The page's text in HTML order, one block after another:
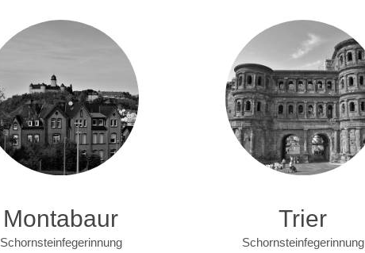
Montabaur
Schornsteinfegerinnung
Trier
Schornsteinfegerinnung